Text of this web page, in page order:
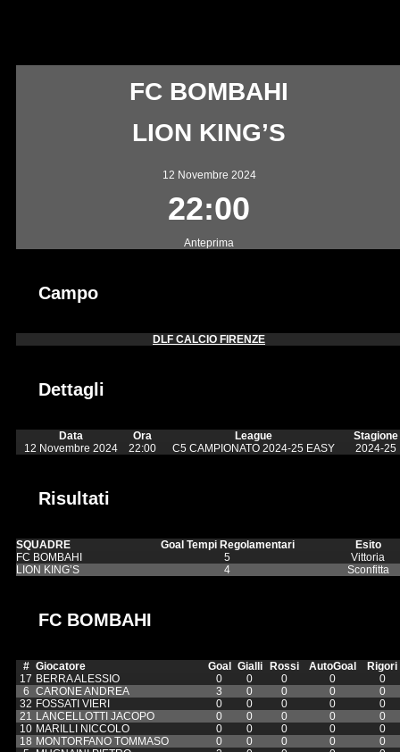
FC BOMBAHI
LION KING’S
12 Novembre 2024
22:00
Anteprima
Campo
DLF CALCIO FIRENZE
Dettagli
Data Ora League
Stagione
12 Novembre 2024
22:00 C5 CAMPIONATO 2024-25 EASY 2024-25
Risultati
SQUADRE Goal Tempi Regolamentari
Esito
FC BOMBAHI
5
Vittoria
LION KING’S
4 Sconfitta
FC BOMBAHI
# Giocatore Goal Gialli Rossi AutoGoal
Rigori
17 BERRA ALESSIO 0 0 0 0
0
6 CARONE ANDREA 3 0 0 0
0
32 FOSSATI VIERI 0 0 0 0
0
21 LANCELLOTTI JACOPO 0 0 0 0
0
10 MARILLI NICCOLO 0 0 0 0
0
18 MONTORFANO TOMMASO 0 0 0 0
0